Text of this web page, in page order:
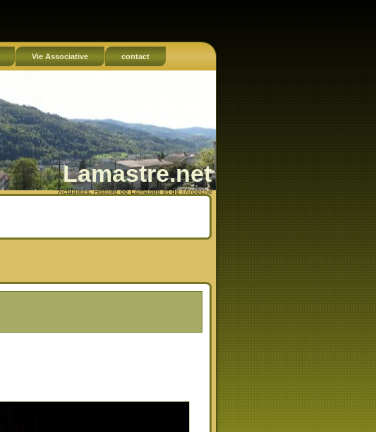
Vie Associative contact
Lamastre.net
Actualités, Histoire de Lamastre et de l'Ardèche